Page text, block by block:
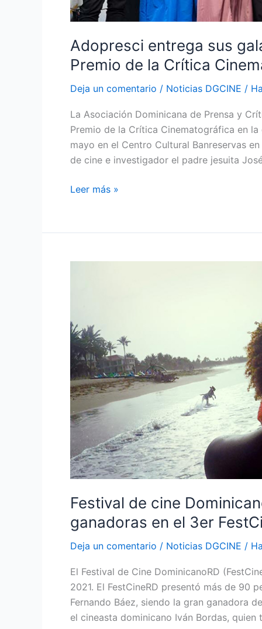
Adopresci entrega sus
Premio de la Crítica
Deja un comentario / Noticias DGCINE /
La Asociación Dominicana de Prensa y
Premio de la Crítica Cinematográfica en
mayo en el Centro Cultural Banreservas
de cine e investigador el padre jesuita
Cinematográfica
Leer más »
Festival de cine
ganadoras en el 3er
Deja un comentario / Noticias DGCINE /
El Festival de Cine DominicanoRD
2021. El FestCineRD presentó más de 90
Fernando Báez, siendo la gran ganadora
el cineasta dominicano Iván Bordas, quien
anuncia
las
películas
ganadoras
en
3er
FestCineRD
Virtual